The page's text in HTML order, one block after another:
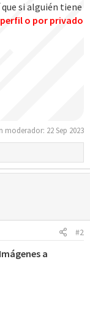
si alguién tiene
o por privado
moderador: 22 Sep 2023
#2
a